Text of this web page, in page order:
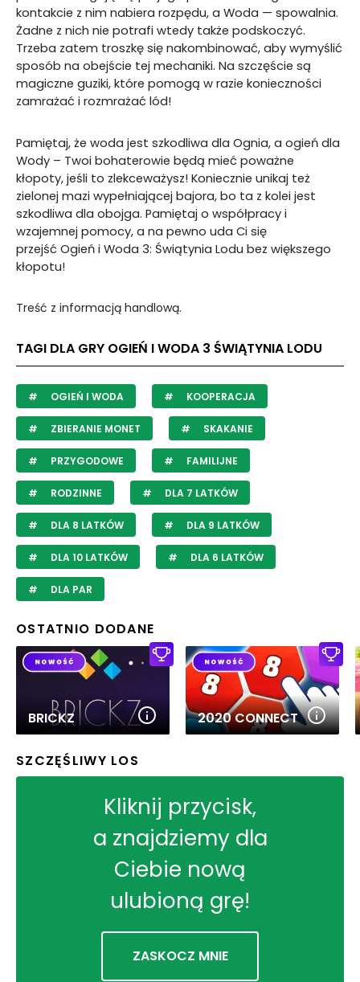
kontakcie z nim nabiera rozpędu, a Woda — spowalnia.
Żadne z nich nie potrafi wtedy także podskoczyć.
Trzeba zatem troszkę się nakombinować, aby wymyślić
sposób na obejście tej mechaniki. Na szczęście są
magiczne guziki, które pomogą w razie konieczności
zamrażać i rozmrażać lód!
Pamiętaj, że woda jest szkodliwa dla Ognia, a ogień dla
Wody – Twoi bohaterowie będą mieć poważne
kłopoty, jeśli to zlekceważysz! Koniecznie unikaj też
zielonej mazi wypełniającej bajora, bo ta z kolei jest
szkodliwa dla obojga. Pamiętaj o współpracy i
wzajemnej pomocy, a na pewno uda Ci się
przejść Ogień i Woda 3: Świątynia Lodu bez większego
kłopotu!
Treść z informacją handlową.
TAGI DLA GRY OGIEŃ I WODA 3 ŚWIĄTYNIA LODU
OGIEŃ I WODA KOOPERACJA
ZBIERANIE MONET SKAKANIE
PRZYGODOWE FAMILIJNE
RODZINNE DLA 7 LATKÓW
DLA 8 LATKÓW DLA 9 LATKÓW
DLA 10 LATKÓW DLA 6 LATKÓW
DLA PAR
OSTATNIO DODANE
BRICKZ 2020 CONNECT
SZCZĘŚLIWY LOS
Kliknij przycisk,
a znajdziemy dla
Ciebie nową
ulubioną grę!
ZASKOCZ MNIE